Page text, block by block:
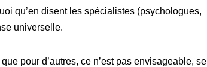
qu’en disent les spécialistes (psychologues,
universelle.
pour d’autres, ce n’est pas envisageable, se